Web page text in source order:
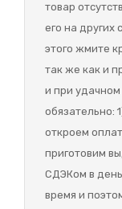
товар
его на других
этого жмите
так же как и
и при удачном
обязательно:
откроем
приготовим
СДЭКом в
время и